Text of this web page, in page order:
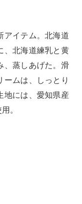
アイテム。北海道
、北海道練乳と黄
、蒸しあげた。滑
ームは、しっとり
地には、愛知県産
。